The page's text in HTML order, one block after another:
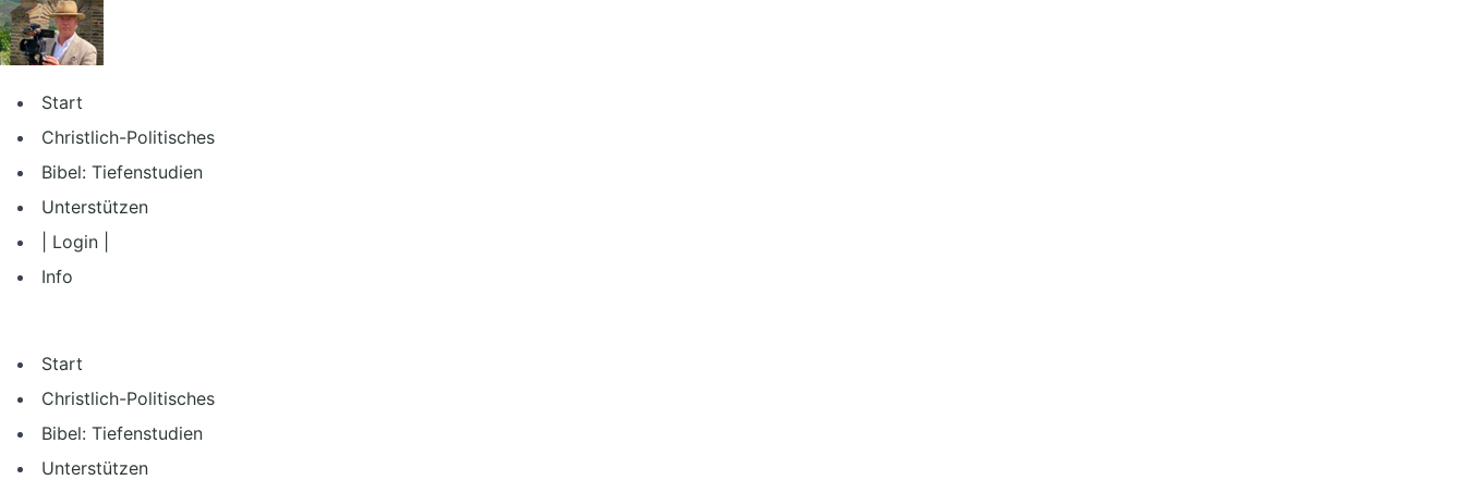
Zum
Inhalt
springen
Start
Christlich-Politisches
Bibel: Tiefenstudien
Unterstützen
| Login |
Info
Start
Christlich-Politisches
Bibel: Tiefenstudien
Unterstützen